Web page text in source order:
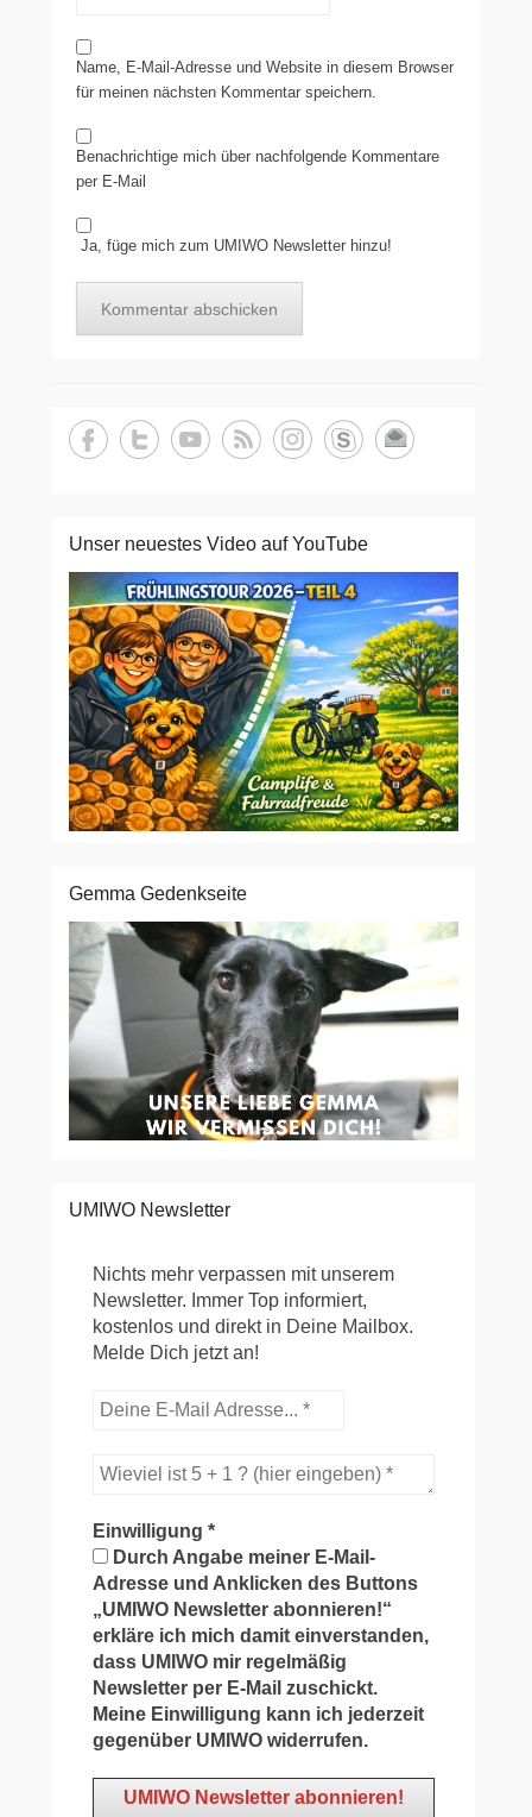
Name, E-Mail-Adresse und Website in diesem Browser
für meinen nächsten Kommentar speichern.
Benachrichtige mich über nachfolgende Kommentare
per E-Mail
Ja, füge mich zum UMIWO Newsletter hinzu!
Unser neuestes Video auf YouTube
Gemma Gedenkseite
UMIWO Newsletter
Nichts mehr verpassen mit unserem
Newsletter. Immer Top informiert,
kostenlos und direkt in Deine Mailbox.
Melde Dich jetzt an!
Einwilligung*
Durch Angabe meiner E-Mail-
Adresse und Anklicken des Buttons
„UMIWO Newsletter abonnieren!“
erkläre ich mich damit einverstanden,
dass UMIWO mir regelmäßig
Newsletter per E-Mail zuschickt.
Meine Einwilligung kann ich jederzeit
gegenüber UMIWO widerrufen.